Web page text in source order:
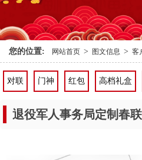
退役军人事务局定制春联